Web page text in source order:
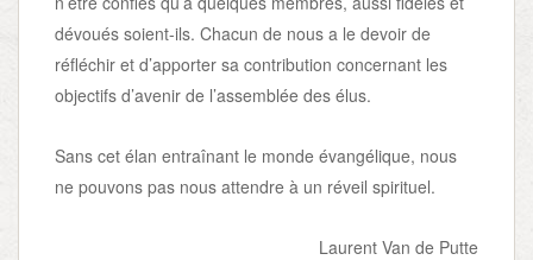
dévoués soient-ils. Chacun de nous a le devoir de
réfléchir et d’apporter sa contribution concernant les
objectifs d’avenir de l’assemblée des élus.
Sans cet élan entraînant le monde évangélique, nous
ne pouvons pas nous attendre à un réveil spirituel.
Laurent Van de Putte